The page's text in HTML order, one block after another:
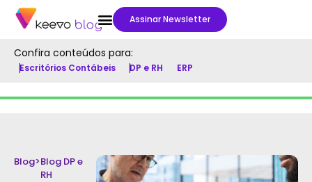
Assinar Newsletter
Confira conteúdos para:
Escritórios Contábeis DP e RH ERP
Blog>Blog DP e
RH